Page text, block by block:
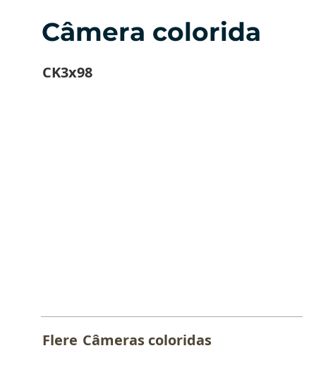
Câmera colorida
CK3x98
Flere Câmeras coloridas